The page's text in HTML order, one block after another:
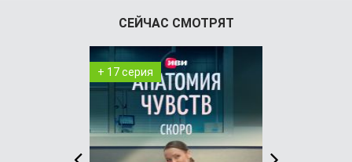
СЕЙЧАС СМОТРЯТ
+ 17 серия